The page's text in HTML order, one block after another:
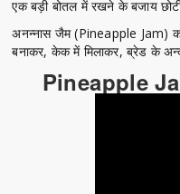
एक बड़ी बोतल में रखने के बजाय
अनन्नास जैम (Pineapple Jam)
बनाकर, केक में मिलाकर, ब्रेड के
Pineapple